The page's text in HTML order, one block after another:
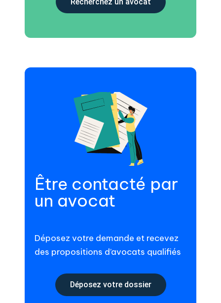
Être contacté par
un avocat
Déposez votre demande et recevez
des propositions d’avocats qualifiés
Déposez votre dossier